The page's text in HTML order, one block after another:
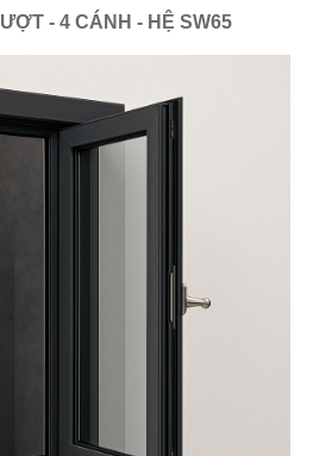
- 4 CÁNH - HỆ SW65